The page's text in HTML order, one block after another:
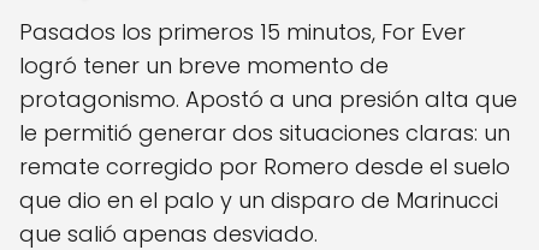
Pasados los primeros 15 minutos, For Ever
logró tener un breve momento de
protagonismo. Apostó a una presión alta que
le permitió generar dos situaciones claras: un
remate corregido por Romero desde el suelo
que dio en el palo y un disparo de Marinucci
que salió apenas desviado.